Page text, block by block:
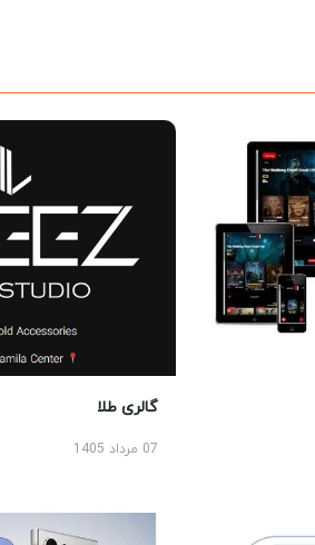
گالری طلا
07 مرداد 1405